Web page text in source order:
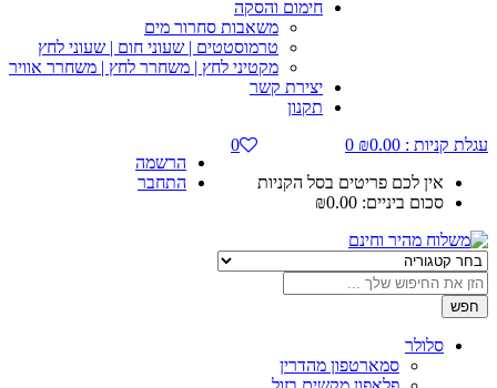
חימום והסקה
משאבות סחרור מים
טרמוסטטים | שעוני חום | שעוני לחץ
מקטיני לחץ | משחרר לחץ | משחרר אוויר
יצירת קשר
תקנון
עגלת קניות :
₪0.00
0
אין לכם פריטים בסל הקניות
סכום ביניים:
₪0.00
0
הרשמה
התחבר
חפש
סלולר
סמארטפון מהדרין